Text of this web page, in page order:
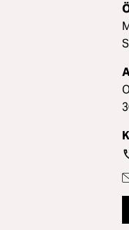
Ferngläser
Second